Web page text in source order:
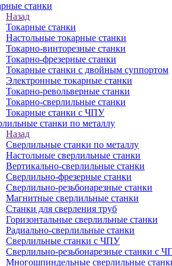
станки
Назад
Токарные станки
Настольные токарные станки
Токарно-винторезные станки
Токарно-фрезерные станки
Токарные станки с двойным суппортом
Электронные токарные станки
Токарно-револьверные станки
Токарно-сверлильные станки
Токарные станки с ЧПУ
станки по металлу
Назад
Сверлильные станки по металлу
Настольные сверлильные станки
Вертикально-сверлильные станки
Сверлильно-фрезерные станки
Сверлильно-резьбонарезные станки
Магнитные сверлильные станки
Станки для сверления труб
Горизонтальные сверлильные станки
Радиально-сверлильные станки
Сверлильные станки с ЧПУ
Сверлильно-резьбонарезные станки с
Многошпиндельные сверлильные